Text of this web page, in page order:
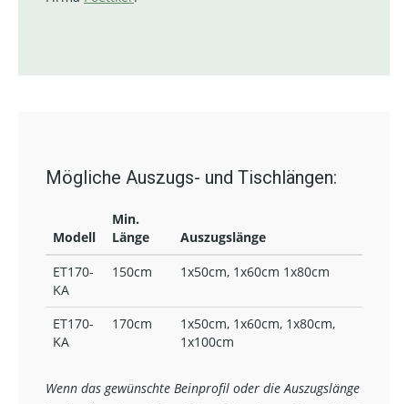
Mögliche Auszugs- und Tischlängen:
Modell
Min.
Länge
Auszugslänge
ET170-
KA
150cm 1x50cm, 1x60cm 1x80cm
ET170-
KA
170cm
1x50cm, 1x60cm, 1x80cm,
1x100cm
Wenn das gewünschte Beinprofil oder die Auszugslänge